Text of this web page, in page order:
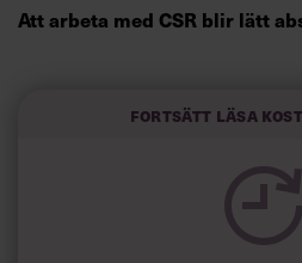
Att arbeta med CSR blir lätt
man genom att ifrågasätta
Men på jobbet lämnar man ofta
hem. Sådana vanor försöker vi
medarbetare på Lindex genom
öka engagemanget ytterligare
Fortsätt läsa